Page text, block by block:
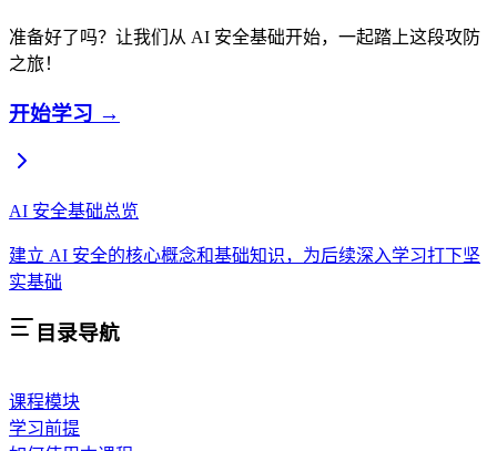
准备好了吗？让我们从 AI 安全基础开始，一起踏上这段攻防
之旅！
开始学习 →
AI 安全基础总览
建立 AI 安全的核心概念和基础知识，为后续深入学习打下坚
实基础
目录导航
课程模块
学习前提